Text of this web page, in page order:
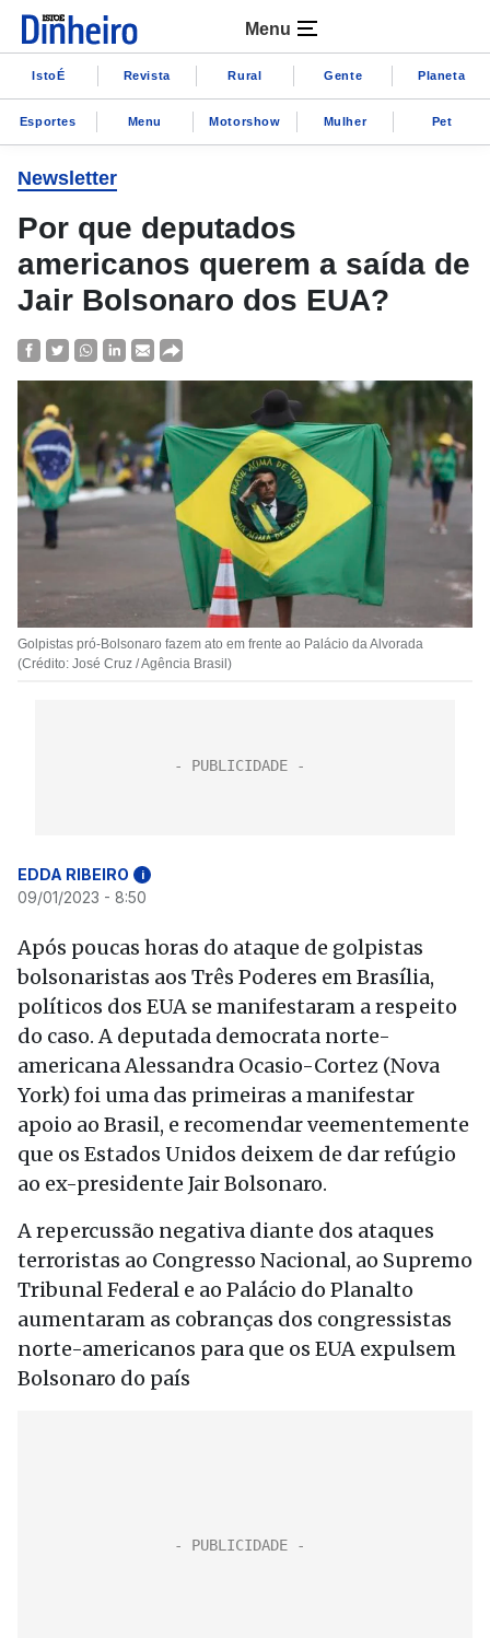
Menu
IstoÉ Revista Rural Gente Planeta
Esportes Menu Motorshow Mulher Pet
Newsletter
Por que deputados
americanos querem a saída de
Jair Bolsonaro dos EUA?
Golpistas pró-Bolsonaro fazem ato em frente ao Palácio da Alvorada
(Crédito: José Cruz / Agência Brasil)
EDDA RIBEIRO i
09/01/2023 - 8:50
Após poucas horas do ataque de golpistas
bolsonaristas aos Três Poderes em Brasília,
políticos dos EUA se manifestaram a respeito
do caso. A deputada democrata norte-
americana Alessandra Ocasio-Cortez (Nova
York) foi uma das primeiras a manifestar
apoio ao Brasil, e recomendar veementemente
que os Estados Unidos deixem de dar refúgio
ao ex-presidente Jair Bolsonaro.
A repercussão negativa diante dos ataques
terroristas ao Congresso Nacional, ao Supremo
Tribunal Federal e ao Palácio do Planalto
aumentaram as cobranças dos congressistas
norte-americanos para que os EUA expulsem
Bolsonaro do país